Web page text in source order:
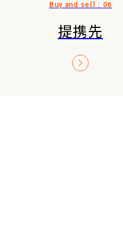
提携先